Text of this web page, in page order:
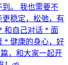
。 我也需要不
稳定，松弛，有
和自己对话 * 面
* 健康的身心，好
，和大家一起开